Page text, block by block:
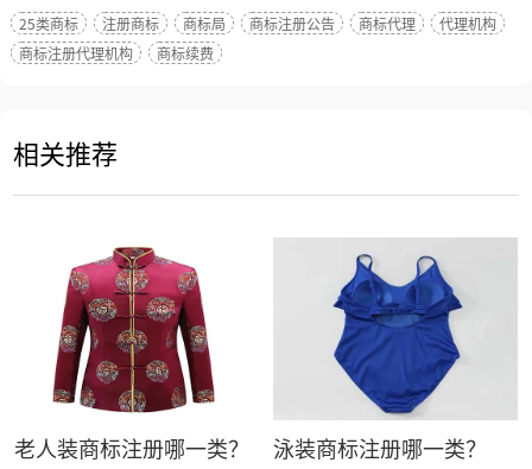
25类商标 注册商标 商标局 商标注册公告 商标代理
代理机构
商标注册代理机构
商标续费
相关推荐
老人装商标注册哪一类？ 泳装商标注册哪一类？